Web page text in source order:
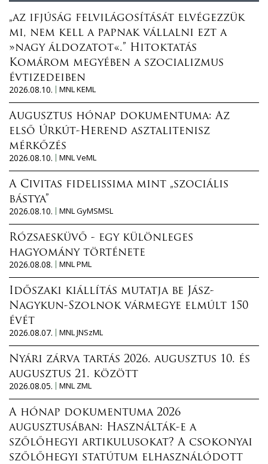
„az ifjúság felvilágosítását elvégezzük
mi, nem kell a papnak vállalni ezt a
»nagy áldozatot«.” Hitoktatás
Komárom megyében a szocializmus
évtizedeiben
2026.08.10.
MNL KEML
Augusztus hónap dokumentuma: Az
első Úrkút-Herend asztalitenisz
mérkőzés
2026.08.10.
MNL VeML
A Civitas fidelissima mint „szociális
bástya”
2026.08.10.
MNL GyMSMSL
Rózsaesküvő - egy különleges
hagyomány története
2026.08.08.
MNL PML
Időszaki kiállítás mutatja be Jász-
Nagykun-Szolnok vármegye elmúlt 150
évét
2026.08.07.
MNL JNSzML
Nyári zárva tartás 2026. augusztus 10. és
augusztus 21. között
2026.08.05.
MNL ZML
A hónap dokumentuma 2026
augusztusában: Használták-e a
szőlőhegyi artikulusokat? A csokonyai
szőlőhegyi statútum elhasználódott